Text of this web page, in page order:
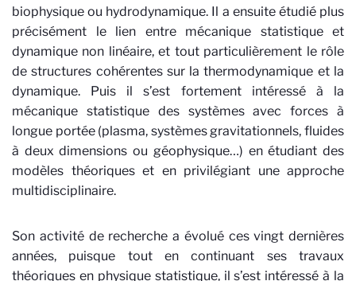
biophysique ou hydrodynamique. Il a ensuite étudié plus
précisément le lien entre mécanique statistique et
dynamique non linéaire, et tout particulièrement le rôle
de structures cohérentes sur la thermodynamique et la
dynamique. Puis il s’est fortement intéressé à la
mécanique statistique des systèmes avec forces à
longue portée (plasma, systèmes gravitationnels, fluides
à deux dimensions ou géophysique…) en étudiant des
modèles théoriques et en privilégiant une approche
multidisciplinaire.
Son activité de recherche a évolué ces vingt dernières
années, puisque tout en continuant ses travaux
théoriques en physique statistique, il s’est intéressé à la